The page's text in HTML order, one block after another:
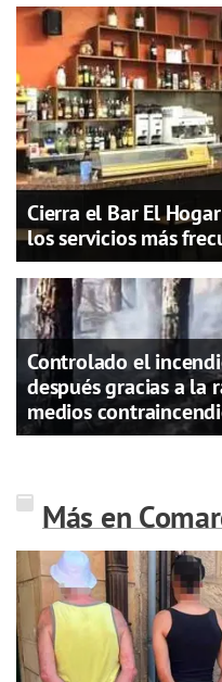
Cierra el Bar El
los servicios más
Controlado el
después gracias a la
medios
Más en